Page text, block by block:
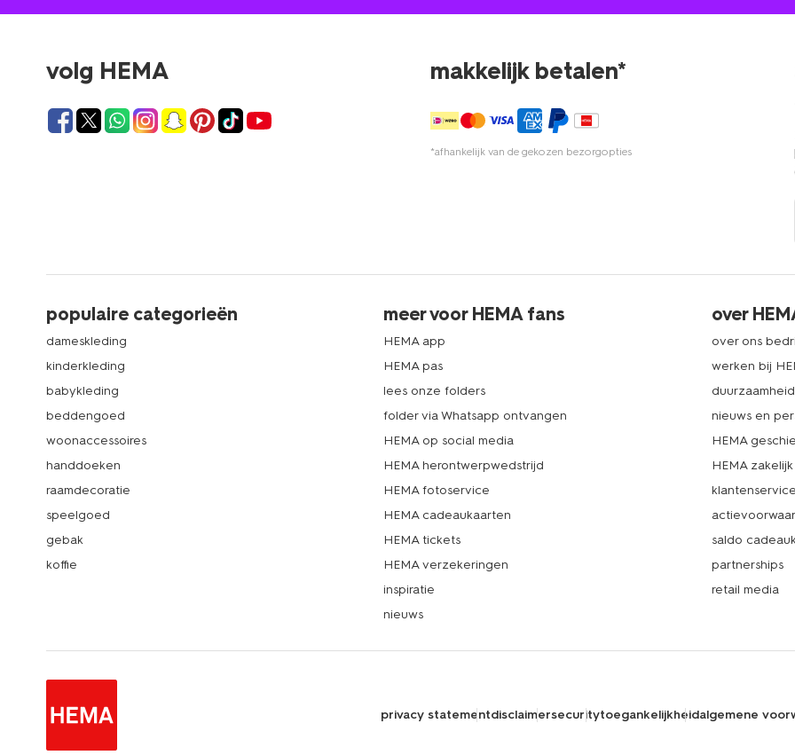
volg HEMA makkelijk betalen*
*afhankelijk van de gekozen bezorgopties
populaire categorieën
dameskleding
kinderkleding
babykleding
beddengoed
woonaccessoires
handdoeken
raamdecoratie
speelgoed
gebak
koffie
meer voor HEMA fans
HEMA app
HEMA pas
lees onze folders
folder via Whatsapp ontvangen
HEMA op social media
HEMA herontwerpwedstrijd
HEMA fotoservice
HEMA cadeaukaarten
HEMA tickets
HEMA verzekeringen
inspiratie
nieuws
over
over ons
werken bij
duurzaamheid
nieuws en
HEMA
HEMA zakelijk
klantenservice
saldo
partnerships
retail media
privacy statementdisclaimersecuritytoegankelijkheidalgemene